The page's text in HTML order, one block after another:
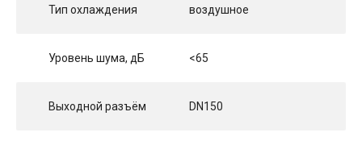
Тип охлаждения воздушное
Уровень шума, дБ <65
Выходной разъём DN150